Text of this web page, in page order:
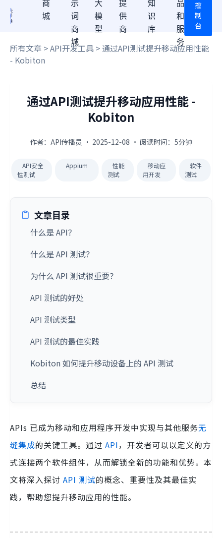
商
城
示
词
商
城
大
模
型
提
供
商
知
识
库
品
和
服
务
控
制
台
所有文章 >API开发工具 > 通过API测试提升移动应用性能
- Kobiton
通过API测试提升移动应用性能 -
Kobiton
作者：API传播员 · 2025-12-08 · 阅读时间：5分钟
API安全
性测试
Appium
性能
测试
移动应
用开发
软件
测试
文章目录
什么是 API？
什么是 API 测试？
为什么 API 测试很重要？
API 测试的好处
API 测试类型
API 测试的最佳实践
Kobiton 如何提升移动设备上的 API 测试
总结
APIs 已成为移动和应用程序开发中实现与其他服务无
缝集成的关键工具。通过 API，开发者可以以定义的方
式连接两个软件组件，从而解锁全新的功能和优势。本
文将深入探讨 API 测试的概念、重要性及其最佳实
践，帮助您提升移动应用的性能。